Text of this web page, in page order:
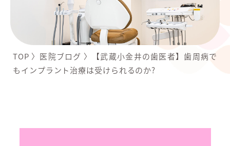
TOP 〉 医院ブログ 〉
【武蔵小金井の歯医者】歯周病で
もインプラント治療は受けられるのか?